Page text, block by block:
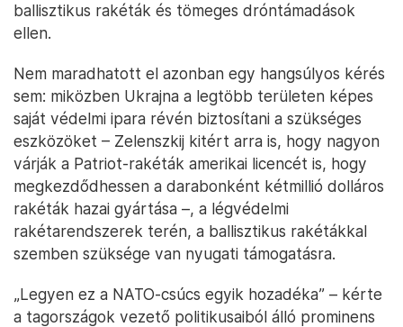
ballisztikus rakéták és tömeges dróntámadások
ellen.
Nem maradhatott el azonban egy hangsúlyos kérés
sem: miközben Ukrajna a legtöbb területen képes
saját védelmi ipara révén biztosítani a szükséges
eszközöket – Zelenszkij kitért arra is, hogy nagyon
várják a Patriot-rakéták amerikai licencét is, hogy
megkezdődhessen a darabonként kétmillió dolláros
rakéták hazai gyártása –, a légvédelmi
rakétarendszerek terén, a ballisztikus rakétákkal
szemben szüksége van nyugati támogatásra.
„Legyen ez a NATO-csúcs egyik hozadéka” – kérte
a tagországok vezető politikusaiból álló prominens